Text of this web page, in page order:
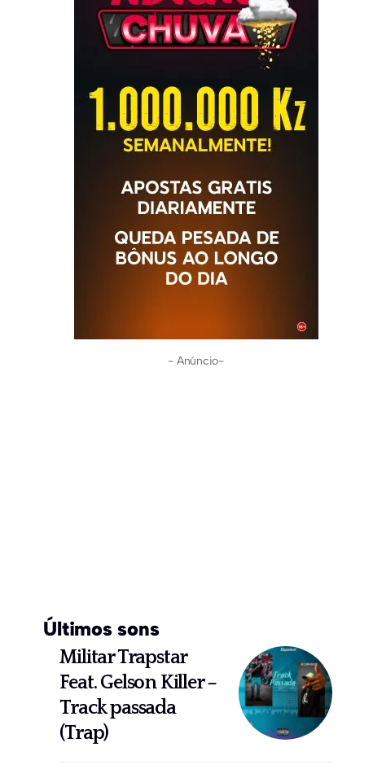
- Anúncio-
Últimos sons
Militar Trapstar
Feat. Gelson Killer –
Track passada
(Trap)